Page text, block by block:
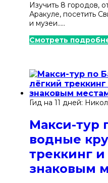
Краснодарский
Красноярский
Москва и
Пермский край
Подмосковье и
Приморский край
Русский Север
Изучить 8 городов,
Аракуле, посетить
и музеи.....
Смотреть
Гид на 11 дней:
Макси-тур
водные
треккинг
знаковым